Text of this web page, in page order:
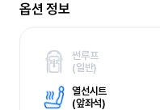
옵션 정보
썬루프
(일반)
열선시트
(앞좌석)